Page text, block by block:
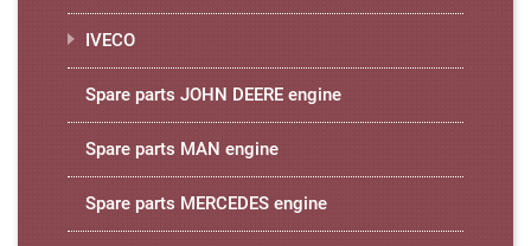
IVECO
Spare parts JOHN DEERE engine
Spare parts MAN engine
Spare parts MERCEDES engine